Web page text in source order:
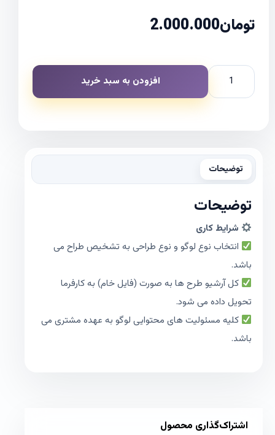
تومان2.000.000
افزودن به سبد خرید
توضیحات
توضیحات
شرایط کاری
انتخاب نوع لوگو و نوع طراحی به تشخیص طراح می
باشد.
کل آرشیو طرح ها به صورت (فایل خام) به کارفرما
تحویل داده می شود.
کلیه مسئولیت های محتوایی لوگو به عهده مشتری می
باشد.
اشتراک‌گذاری محصول